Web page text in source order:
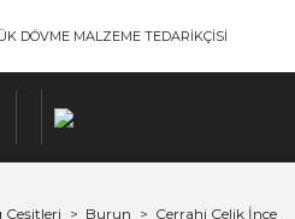
DÖVME MALZEME TEDARİKÇİSİ
Çeşitleri Burun Cerrahi Çelik İnce